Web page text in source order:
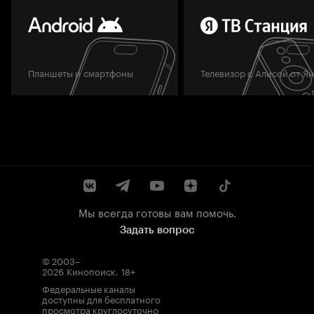
Планшеты и смартфоны Телевизор с Алисой от
Мы всегда готовы вам помочь.
Задать вопрос
© 2003–
2026 Кинопоиск. 18+
Федеральные каналы
доступны для бесплатного
просмотра круглосуточно